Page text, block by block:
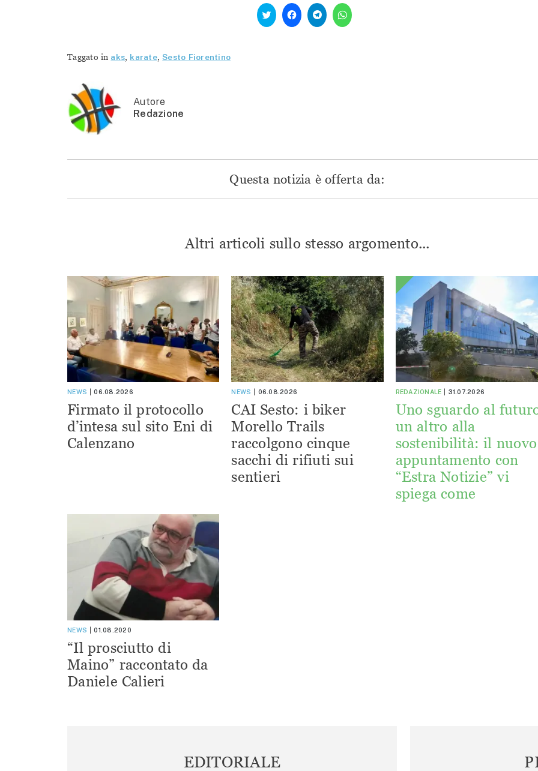
Fai
clic
qui
Fai
clic
per
condividere
Fai
clic
per
condividere
Fai
clic
per
Taggato in aks, karate,Sesto Fiorentino
Autore
Redazione
Questa notizia è offerta da:
Altri articoli sullo stesso argomento...
NEWS 06.08.2026
Firmato il protocollo
d’intesa sul sito Eni di
Calenzano
NEWS 06.08.2026
CAI Sesto: i biker
Morello Trails
raccolgono cinque
sacchi di rifiuti sui
sentieri
REDAZIONALE 31.07.2026
Uno sguardo al
un altro alla
sostenibilità: il nuovo
appuntamento con
“Estra Notizie” vi
spiega come
NEWS 01.08.2020
“Il prosciutto di
Maino” raccontato da
Daniele Calieri
EDITORIALE